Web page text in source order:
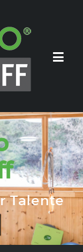
Talente